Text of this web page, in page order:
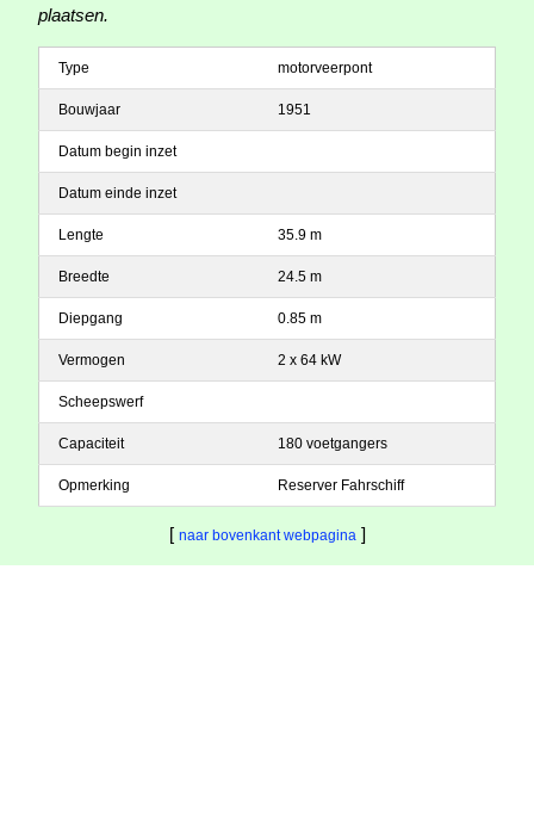
plaatsen.
Type motorveerpont
Bouwjaar 1951
Datum begin inzet
Datum einde inzet
Lengte 35.9 m
Breedte 24.5 m
Diepgang 0.85 m
Vermogen 2 x 64 kW
Scheepswerf
Capaciteit 180 voetgangers
Opmerking Reserver Fahrschiff
[ naar bovenkant webpagina ]